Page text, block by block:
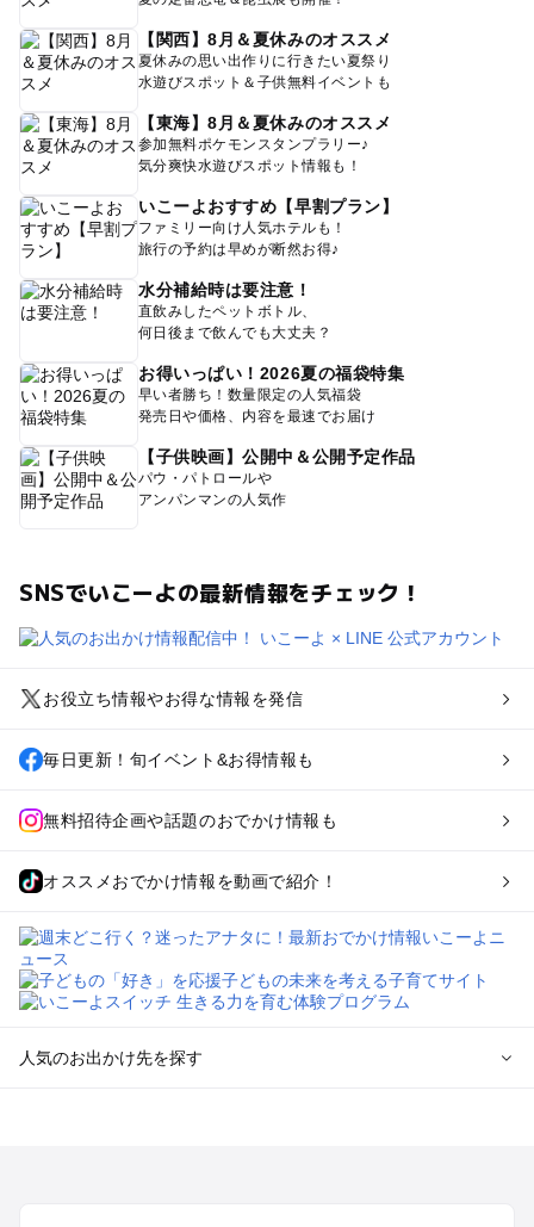
【関西】8月＆夏休みのオススメ
夏休みの思い出作りに行きたい夏祭り
水遊びスポット＆子供無料イベントも
【東海】8月＆夏休みのオススメ
参加無料ポケモンスタンプラリー♪
気分爽快水遊びスポット情報も！
いこーよおすすめ【早割プラン】
ファミリー向け人気ホテルも！
旅行の予約は早めが断然お得♪
水分補給時は要注意！
直飲みしたペットボトル、
何日後まで飲んでも大丈夫？
お得いっぱい！2026夏の福袋特集
早い者勝ち！数量限定の人気福袋
発売日や価格、内容を最速でお届け
【子供映画】公開中＆公開予定作品
パウ・パトロールや
アンパンマンの人気作
SNSでいこーよの最新情報をチェック！
お役立ち情報やお得な情報を発信
毎日更新！旬イベント&お得情報も
無料招待企画や話題のおでかけ情報も
オススメおでかけ情報を動画で紹介！
人気のお出かけ先を探す